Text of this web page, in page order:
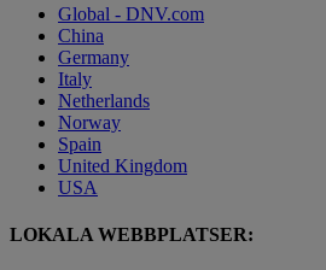
Global - DNV.com
China
Germany
Italy
Netherlands
Norway
Spain
United Kingdom
USA
LOKALA WEBBPLATSER: